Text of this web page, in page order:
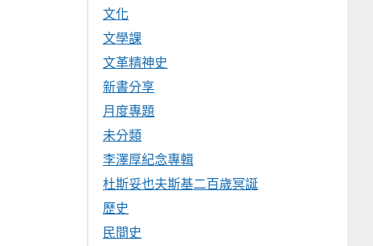
文化
文學課
文革精神史
新書分享
月度專題
未分類
李澤厚紀念專輯
杜斯妥也夫斯基二百歲冥誕
歷史
民間史